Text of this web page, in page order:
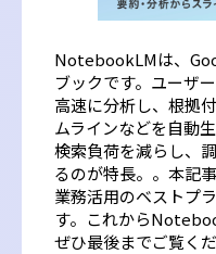
NotebookLMは、
ブックです。ユーザ
高速に分析し、根拠
ムラインなどを自動
検索負荷を減らし、
るのが特長。。本記
業務活用のベストプ
す。これから
ぜひ最後までご覧くだ